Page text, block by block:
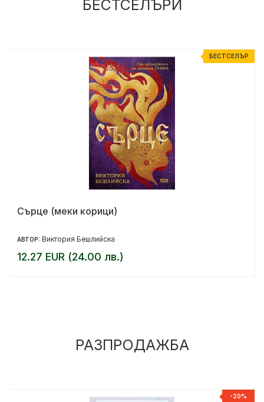
БЕСТСЕЛЪРИ
БЕСТСЕЛЪР
Сърце (меки корици)
АВТОР: Виктория Бешлийска
12.27 EUR (24.00 лв.)
РАЗПРОДАЖБА
-20%